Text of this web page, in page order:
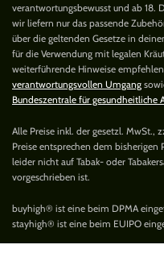
verantwortungsbewusst und ab 18.
wir liefern nur das passende
über die geltenden Gesetze in
für die Verwendung mit legalen
weiterführende Hinweise
verantwortungsvollen Umgang
Bundeszentrale für gesundheitliche
Alle Preise inkl. der gesetzl. MwSt.,
Preise entsprechen dem
leider nicht auf Tabak- oder
vorgeschrieben ist.
buyhigh® ist eine beim DPMA
stayhigh® ist eine beim EUIPO